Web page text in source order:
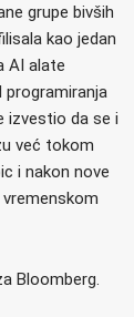
grupe bivših
kao jedan
AI alate
izvestio da se i
već tokom
i nakon nove
Bloomberg.